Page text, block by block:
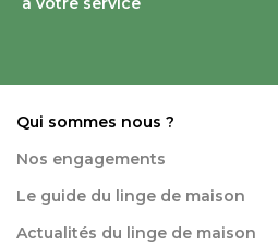
Qui sommes nous ?
Nos engagements
Le guide du linge de maison
Actualités du linge de maison